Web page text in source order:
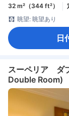
32 m²（344 ft²）
眺望: 眺望あり
日
スーペリア ダ
Double Room)